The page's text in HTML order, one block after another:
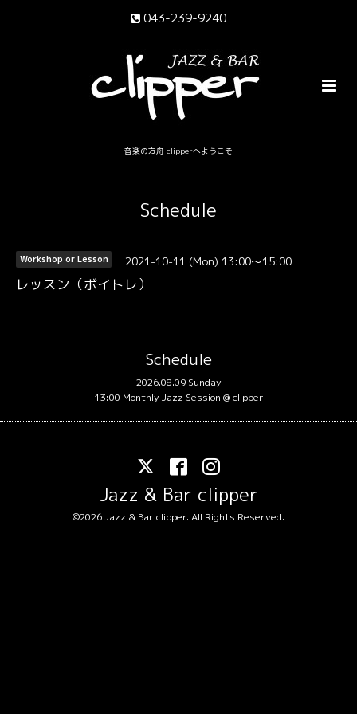
043-239-9240
音楽の方舟 clipperへようこそ
Schedule
Workshop or Lesson 2021-10-11 (Mon) 13:00～15:00
レッスン（ボイトレ）
Schedule
2026.08.09 Sunday
13:00 Monthly Jazz Session @ clipper
Jazz & Bar clipper
©2026Jazz & Bar clipper. All Rights Reserved.